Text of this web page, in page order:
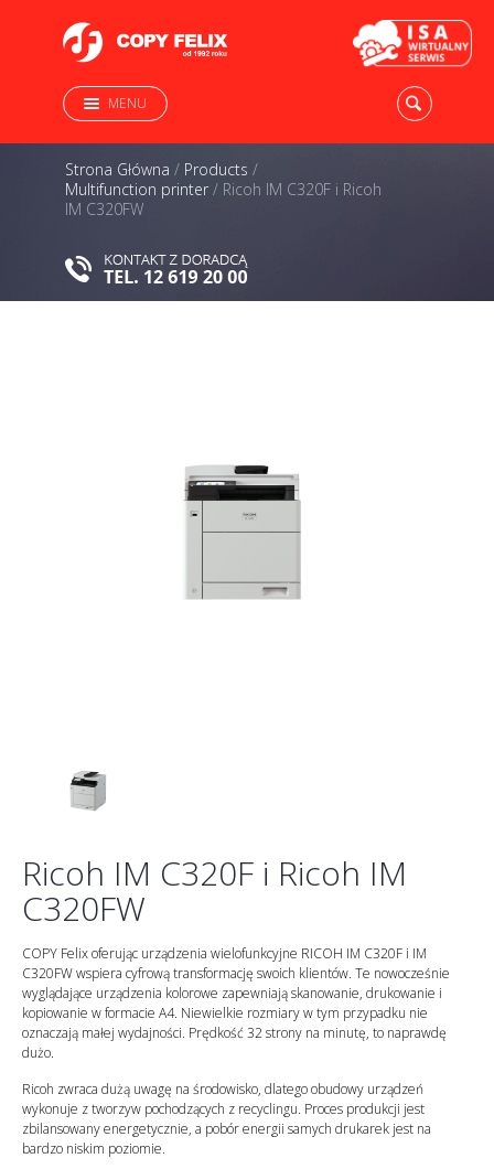
MENU
Strona Główna / Products /
Multifunction printer / Ricoh IM C320F i Ricoh
IM C320FW
Ricoh IM C320F i Ricoh IM
C320FW
COPY Felix oferując urządzenia wielofunkcyjne RICOH IM C320F i IM
C320FW wspiera cyfrową transformację swoich klientów. Te nowocześnie
wyglądające urządzenia kolorowe zapewniają skanowanie, drukowanie i
kopiowanie w formacie A4. Niewielkie rozmiary w tym przypadku nie
oznaczają małej wydajności. Prędkość 32 strony na minutę, to naprawdę
dużo.
Ricoh zwraca dużą uwagę na środowisko, dlatego obudowy urządzeń
wykonuje z tworzyw pochodzących z recyclingu. Proces produkcji jest
zbilansowany energetycznie, a pobór energii samych drukarek jest na
bardzo niskim poziomie.